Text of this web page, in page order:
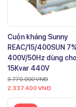
Cuộn kháng Sunny
REAC/15/400SUN
400V/50Hz dùng
15Kvar 440V
3.770.000VNĐ
2.337.400 VNĐ